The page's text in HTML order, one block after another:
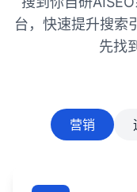
台，快速提升搜索
先找
营销